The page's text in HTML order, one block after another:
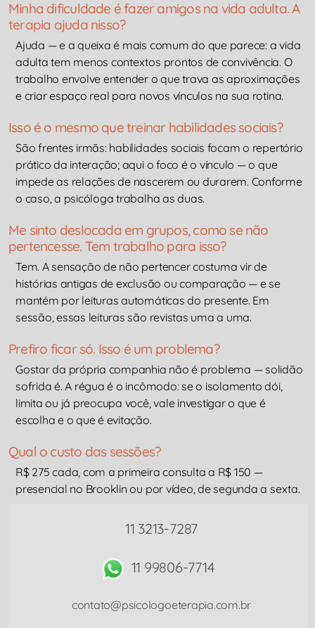
Minha dificuldade é fazer amigos na vida adulta. A
terapia ajuda nisso?
Ajuda — e a queixa é mais comum do que parece: a vida
adulta tem menos contextos prontos de convivência. O
trabalho envolve entender o que trava as aproximações
e criar espaço real para novos vínculos na sua rotina.
Isso é o mesmo que treinar habilidades sociais?
São frentes irmãs: habilidades sociais focam o repertório
prático da interação; aqui o foco é o vínculo — o que
impede as relações de nascerem ou durarem. Conforme
o caso, a psicóloga trabalha as duas.
Me sinto deslocada em grupos, como se não
pertencesse. Tem trabalho para isso?
Tem. A sensação de não pertencer costuma vir de
histórias antigas de exclusão ou comparação — e se
mantém por leituras automáticas do presente. Em
sessão, essas leituras são revistas uma a uma.
Prefiro ficar só. Isso é um problema?
Gostar da própria companhia não é problema — solidão
sofrida é. A régua é o incômodo: se o isolamento dói,
limita ou já preocupa você, vale investigar o que é
escolha e o que é evitação.
Qual o custo das sessões?
R$ 275 cada, com a primeira consulta a R$ 150 —
presencial no Brooklin ou por vídeo, de segunda a sexta.
11 3213-7287
11 99806-7714
contato@psicologoeterapia.com.br